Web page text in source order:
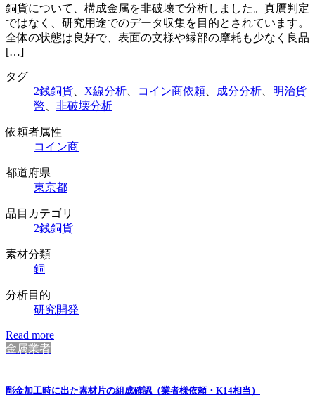
銅貨について、構成金属を非破壊で分析しました。真贋判定
ではなく、研究用途でのデータ収集を目的とされています。
全体の状態は良好で、表面の文様や縁部の摩耗も少なく良品
[…]
タグ
2銭銅貨
X線分析 コイン商依頼 成分分析
明治貨
幣
非破壊分析
依頼者属性
コイン商
都道府県
東京都
品目カテゴリ
2銭銅貨
素材分類
銅
分析目的
研究開発
Read more
金属業者
彫金加工時に出た素材片の組成確認（業者様依頼・K14相当）